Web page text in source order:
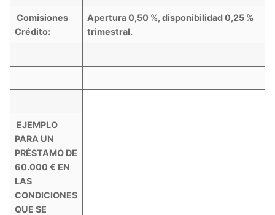
Comisiones
Crédito:
Apertura 0,50 %, disponibilidad 0,25 %
trimestral.
EJEMPLO
PARA UN
PRÉSTAMO DE
60.000 € EN
LAS
CONDICIONES
QUE SE